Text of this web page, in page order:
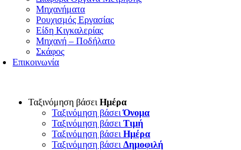
Μηχανήματα
Ρουχισμός Εργασίας
Είδη Κιγκαλερίας
Μηχανή – Ποδήλατο
Σκάφος
Επικοινωνία
Ταξινόμηση βάσει Ημέρα
Ταξινόμηση βάσειΌνομα
Ταξινόμηση βάσει Τιμή
Ταξινόμηση βάσει Ημέρα
Ταξινόμηση βάσει Δημοφιλή